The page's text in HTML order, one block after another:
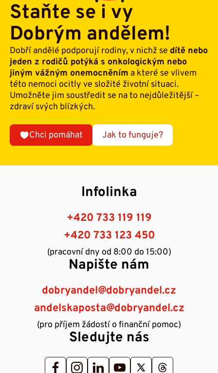
Staňte se i vy
Dobrým andělem!
Dobří andělé podporují rodiny, v nichž se dítě nebo
jeden z rodičů potýká s onkologickým nebo
jiným vážným onemocněním a které se vlivem
této nemoci ocitly ve složité životní situaci.
Umožněte jim soustředit se na to nejdůležitější –
zdraví svých blízkých.
Chci pomáhat Jak to funguje?
Infolinka
+420 733 119 119
+420 733 123 450
(pracovní dny od 8:00 do 15:00)
Napište nám
dobryandel@dobryandel.cz
andelskaposta@dobryandel.cz
(pro příjem žádostí o finanční pomoc)
Sledujte nás